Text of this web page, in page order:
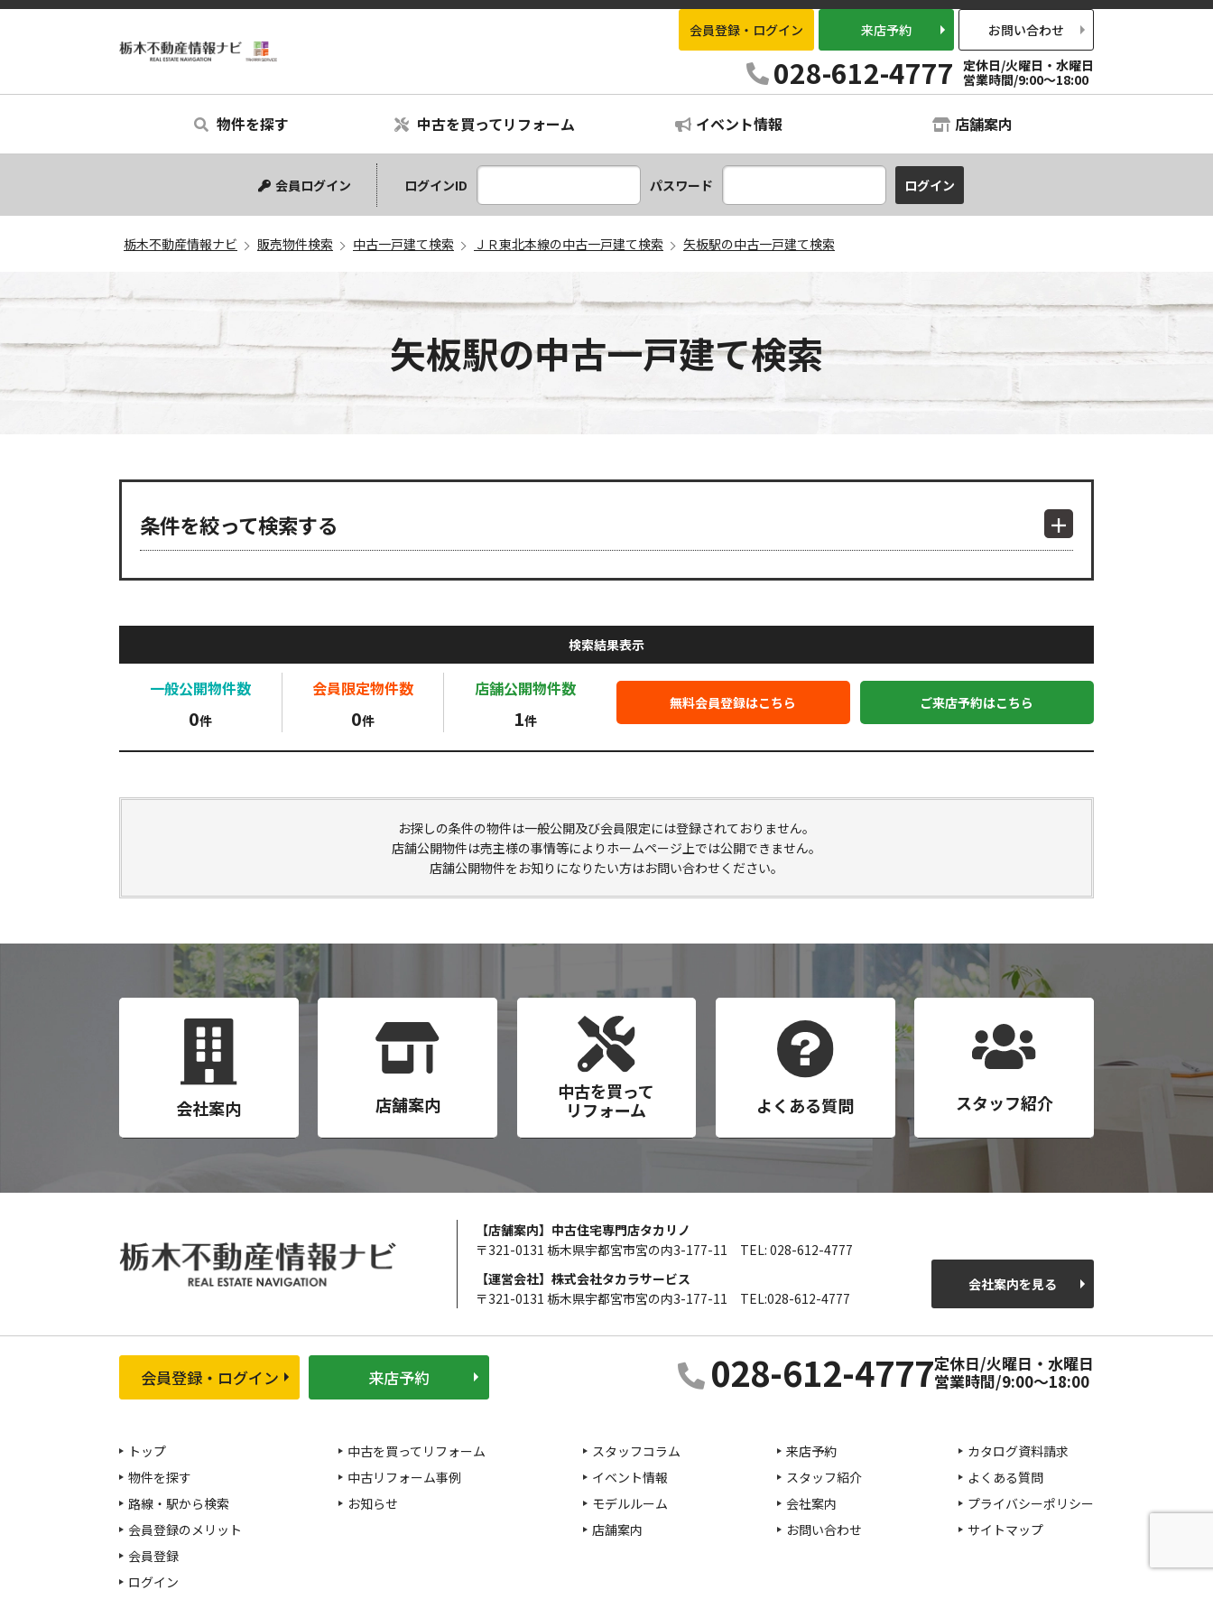
会員登録・ログイン 来店予約 お問い合わせ
028-612-4777 定休日/火曜日・水曜日
営業時間/9:00～18:00
物件を探す
中古一戸建て
中古マンション
土地
新築一戸建て
中古を買ってリフォーム イベント情報 店舗案内
会員ログイン ログインID パスワード
栃木不動産情報ナビ 販売物件検索 中古一戸建て検索 ＪＲ東北本線の中古一戸建て検索 矢板駅の中古一戸建て検索
矢板駅の中古一戸建て検索
条件を絞って検索する
検索結果表示
一般公開物件数
0件
会員限定物件数
0件
店舗公開物件数
1件
無料会員登録はこちら ご来店予約はこちら
お探しの条件の物件は一般公開及び会員限定には登録されておりません。
店舗公開物件は売主様の事情等によりホームページ上では公開できません。
店舗公開物件をお知りになりたい方はお問い合わせください。
会社案内 店舗案内
中古を買って
リフォーム
よくある質問 スタッフ紹介
【店舗案内】中古住宅専門店タカリノ
〒321-0131 栃木県宇都宮市宮の内3-177-11 TEL: 028-612-4777
【運営会社】株式会社タカラサービス
〒321-0131 栃木県宇都宮市宮の内3-177-11 TEL:028-612-4777
会社案内を見る
会員登録・ログイン 来店予約 028-612-4777定休日/火曜日・水曜日
営業時間/9:00～18:00
トップ
物件を探す
路線・駅から検索
会員登録のメリット
会員登録
ログイン
中古を買ってリフォーム
中古リフォーム事例
お知らせ
スタッフコラム
イベント情報
モデルルーム
店舗案内
来店予約
スタッフ紹介
会社案内
お問い合わせ
カタログ資料請求
よくある質問
プライバシーポリシー
サイトマップ